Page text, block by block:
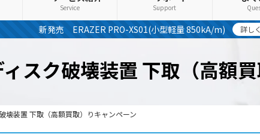
Service Support
新発売 ERAZER PRO-XS01(小型軽量 850kA/m) 詳し
スク破壊装置 下取（高額
壊装置 下取（高額買取）りキャンペーン